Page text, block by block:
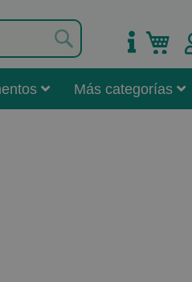
Mi carrito
Más categorías